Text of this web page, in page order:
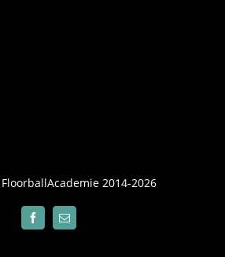
2014-2026
Facebook
E-
mail